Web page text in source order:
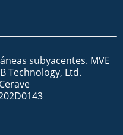
subyacentes. MVE
Technology, Ltd.